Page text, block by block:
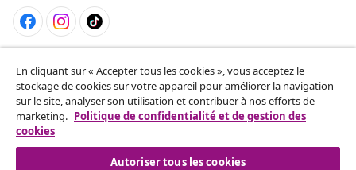
Résilier le contrat
Envoyez une demande de rétractation concernant
votre commande.
Résilier le contrat
En cliquant sur « Accepter tous les cookies », vous acceptez le
stockage de cookies sur votre appareil pour améliorer la navigation
sur le site, analyser son utilisation et contribuer à nos efforts de
marketing. Politique de confidentialité et de gestion des
cookies
Autoriser tous les cookies